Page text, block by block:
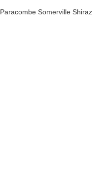
Paracombe Somerville Shiraz